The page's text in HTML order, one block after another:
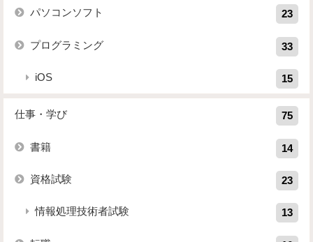
パソコンソフト 23
プログラミング 33
iOS 15
仕事・学び 75
書籍 14
資格試験 23
情報処理技術者試験 13